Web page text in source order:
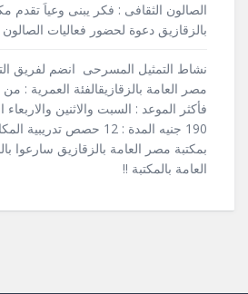
الصالون الثقافى : فكر يبنى وعياَ تقدم
بالزقازيق دعوة لحضور فعاليات الصالون
نشاط التمثيل المسرحى انضم لفريق
190 جنيه المدة : 12 حصص
بمكتبة مصر العامة بالزقازيق سارعوا
العامة بالمكتبة !!